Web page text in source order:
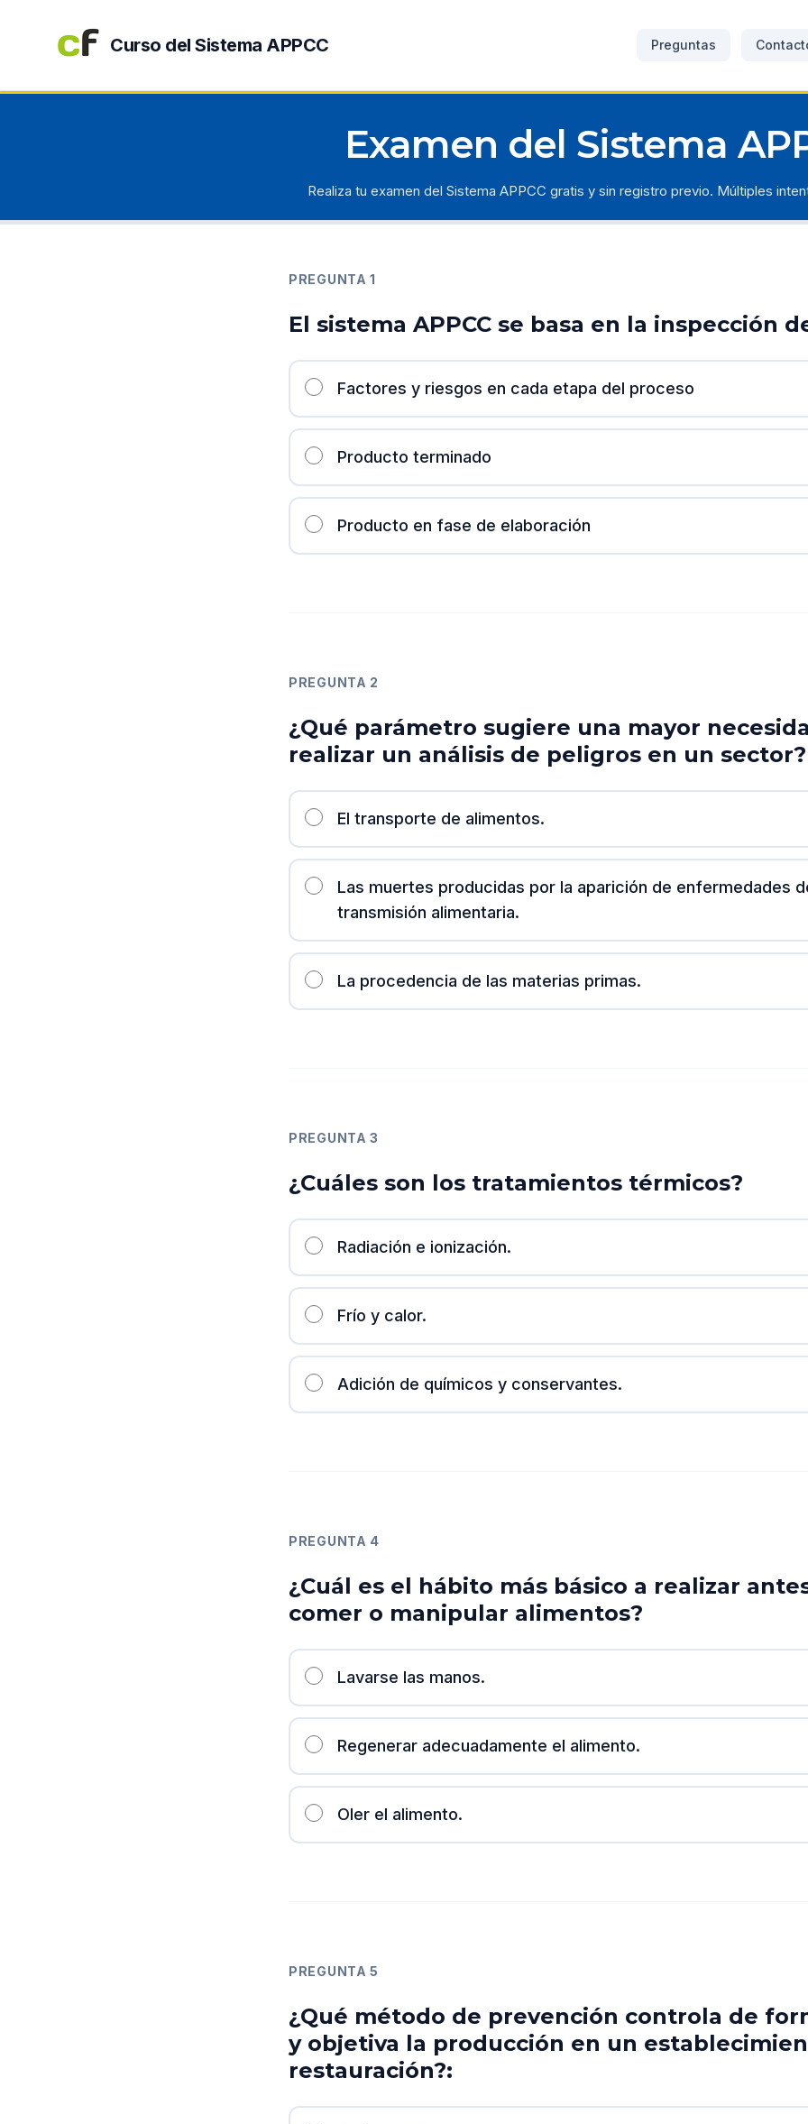
Curso del Sistema APPCC Preguntas
Examen del Sistema
Realiza tu examen del Sistema APPCC gratis y sin registro previo. Múltiples
PREGUNTA1
El sistema APPCC se basa en la inspección
Factores y riesgos en cada etapa del proceso
Producto terminado
Producto en fase de elaboración
PREGUNTA 2
¿Qué parámetro sugiere una mayor
realizar un análisis de peligros en un sector?
El transporte de alimentos.
Las muertes producidas por la aparición de enfermedades
transmisión alimentaria.
La procedencia de las materias primas.
PREGUNTA3
¿Cuáles son los tratamientos térmicos?
Radiación e ionización.
Frío y calor.
Adición de químicos y conservantes.
PREGUNTA 4
¿Cuál es el hábito más básico a realizar
comer o manipular alimentos?
Lavarse las manos.
Regenerar adecuadamente el alimento.
Oler el alimento.
PREGUNTA5
¿Qué método de prevención controla de
y objetiva la producción en un
restauración?: